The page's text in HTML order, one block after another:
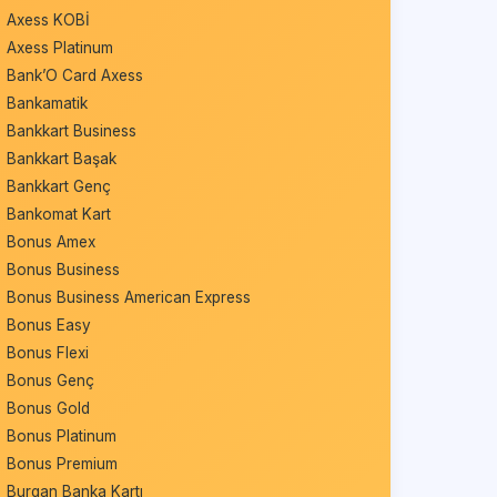
Axess KOBİ
Axess Platinum
Bank’O Card Axess
Bankamatik
Bankkart Business
Bankkart Başak
Bankkart Genç
Bankomat Kart
Bonus Amex
Bonus Business
Bonus Business American Express
Bonus Easy
Bonus Flexi
Bonus Genç
Bonus Gold
Bonus Platinum
Bonus Premium
Burgan Banka Kartı